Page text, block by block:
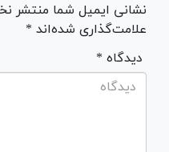
نشانی ایمیل شما منتشر
علامت‌گذاری شده‌اند *
* دیدگاه